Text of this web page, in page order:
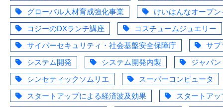
グローバル人材育成強化事業
けいはんなオープ
コジーのDXランチ講座
コスチュームジュエリー
サイバーセキュリティ・社会基盤安全保障庁
サプ
システム開発
システム開発内製
ジャパ
シンセティックソムリエ
スーパーコンピュータ
スタートアップによる経済波及効果
スタートア